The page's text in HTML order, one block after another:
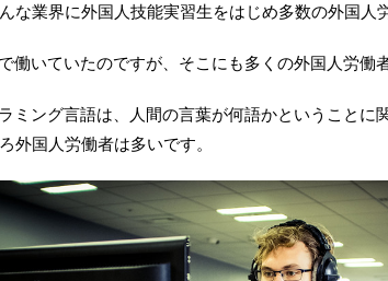
な業界に外国人技能実習生をはじめ多数の外国人
働いていたのですが、そこにも多くの外国人労働
ミング言語は、人間の言葉が何語かということに
外国人労働者は多いです。